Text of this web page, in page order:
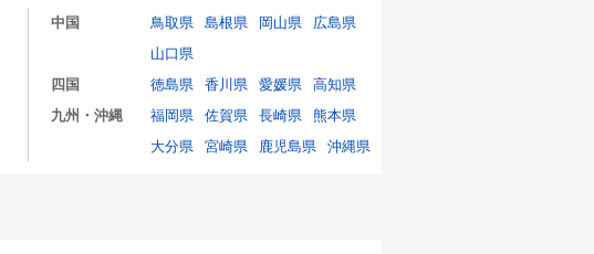
中国 鳥取県 島根県 岡山県
広島県
山口県
四国
徳島県 香川県 愛媛県
高知県
九州・沖縄
福岡県 佐賀県 長崎県
熊本県
大分県
宮崎県 鹿児島県 沖縄県